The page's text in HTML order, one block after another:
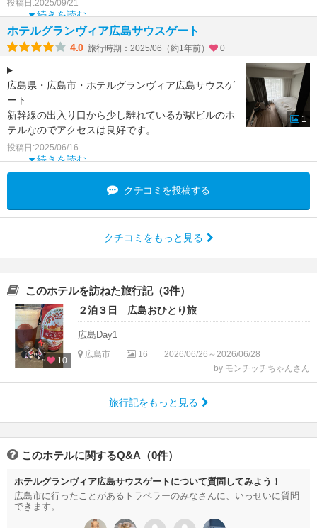
続きを読む
投稿日:2025/09/21
ホテルグランヴィア広島サウスゲート
4.0 旅行時期：2025/06（約1年前） 0
広島県・広島市・ホテルグランヴィア広島サウスゲ
ート
新幹線の出入り口から少し離れているが駅ビルのホ
テルなのでアクセスは良好です。
セルフチェックインがやや面倒くさい。朝食はバリ
エーションが豊かで
続きを読む
投稿日:2025/06/16
1
クチコミを投稿する
クチコミをもっと見る
このホテルを訪ねた旅行記（3件）
10
２泊３日 広島おひとり旅
広島Day1
広島市 16
2026/06/26～2026/06/28
by モンチッチちゃんさん
旅行記をもっと見る
このホテルに関するQ&A（0件）
ホテルグランヴィア広島サウスゲートについて質問してみよう！
広島市に行ったことがあるトラベラーのみなさんに、いっせいに質問
できます。